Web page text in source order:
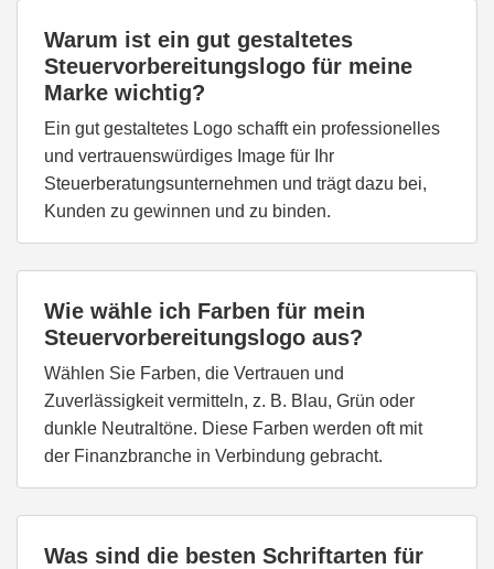
Warum ist ein gut gestaltetes
Steuervorbereitungslogo für meine
Marke wichtig?
Ein gut gestaltetes Logo schafft ein professionelles
und vertrauenswürdiges Image für Ihr
Steuerberatungsunternehmen und trägt dazu bei,
Kunden zu gewinnen und zu binden.
Wie wähle ich Farben für mein
Steuervorbereitungslogo aus?
Wählen Sie Farben, die Vertrauen und
Zuverlässigkeit vermitteln, z. B. Blau, Grün oder
dunkle Neutraltöne. Diese Farben werden oft mit
der Finanzbranche in Verbindung gebracht.
Was sind die besten Schriftarten für